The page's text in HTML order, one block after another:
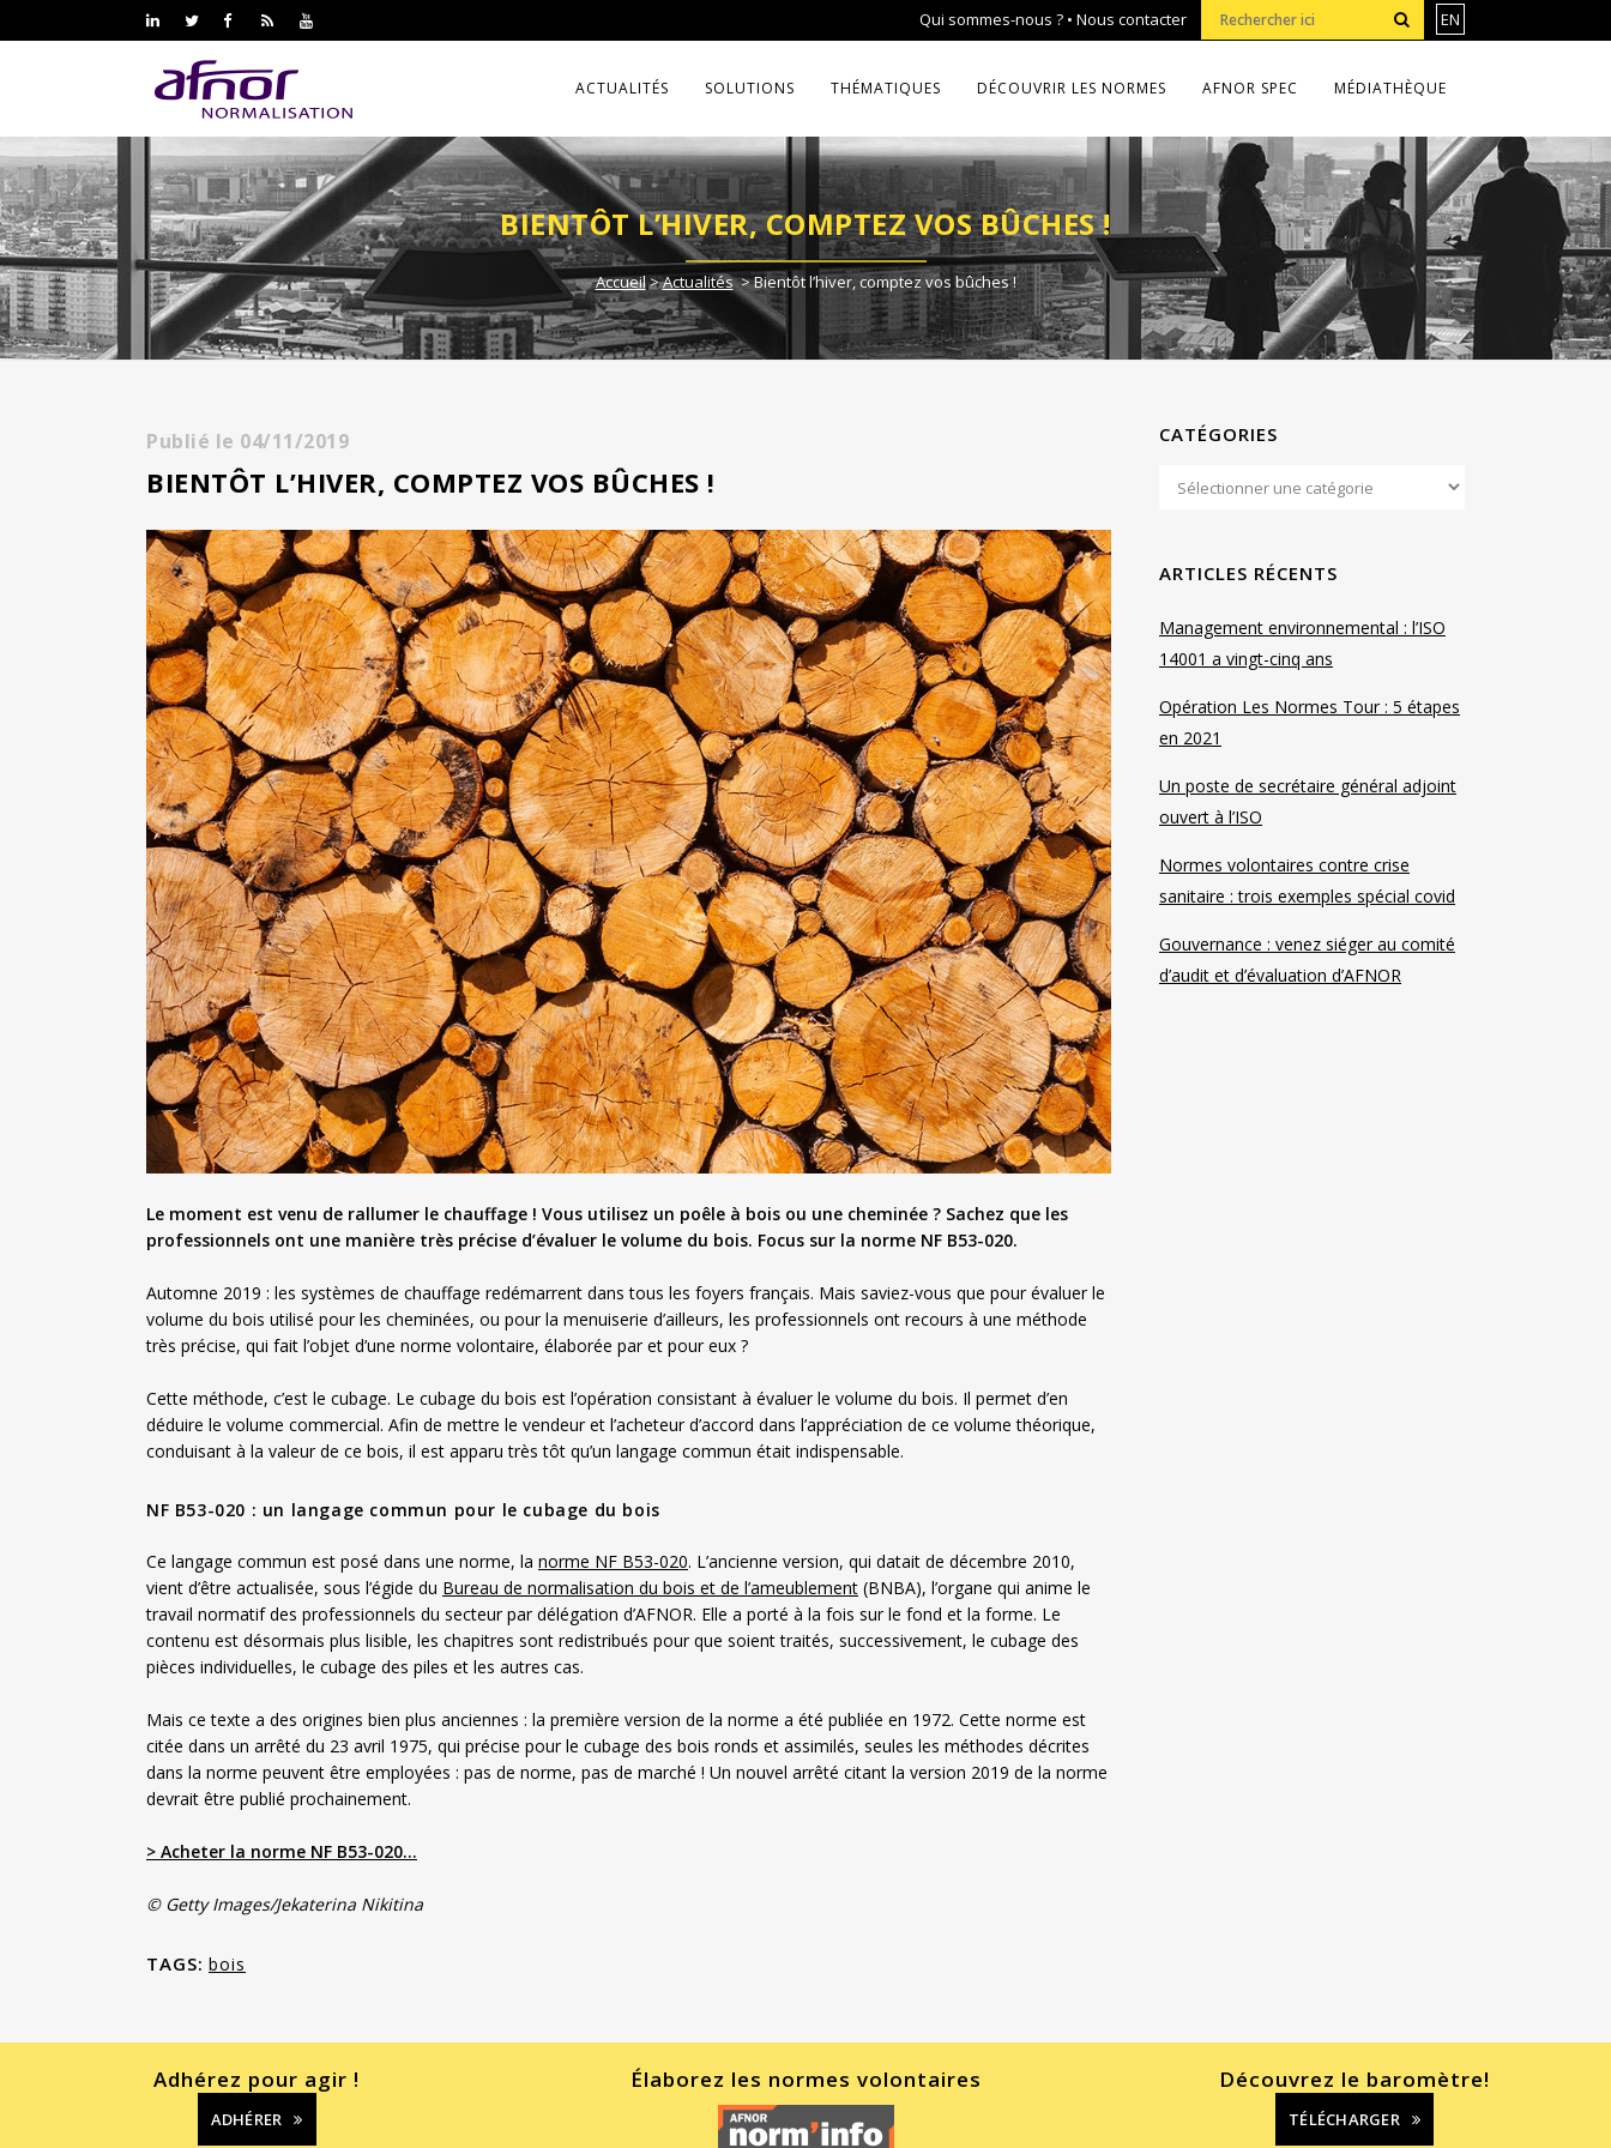
Qui sommes-nous ?• Nous contacter EN
ACTUALITÉS SOLUTIONS THÉMATIQUES DÉCOUVRIR LES NORMES AFNOR SPEC MÉDIATHÈQUE
BIENTÔT L’HIVER, COMPTEZ VOS BÛCHES !
Accueil>Actualités>Bientôt l’hiver, comptez vos bûches !
Publié le 04/11/2019
BIENTÔT L’HIVER, COMPTEZ VOS BÛCHES !
Le moment est venu de rallumer le chauffage ! Vous utilisez un poêle à bois ou une cheminée ? Sachez que les
professionnels ont une manière très précise d’évaluer le volume du bois. Focus sur la norme NF B53-020.
Automne 2019 : les systèmes de chauffage redémarrent dans tous les foyers français. Mais saviez-vous que pour évaluer le
volume du bois utilisé pour les cheminées, ou pour la menuiserie d’ailleurs, les professionnels ont recours à une méthode
très précise, qui fait l’objet d’une norme volontaire, élaborée par et pour eux ?
Cette méthode, c’est le cubage. Le cubage du bois est l’opération consistant à évaluer le volume du bois. Il permet d’en
déduire le volume commercial. Afin de mettre le vendeur et l’acheteur d’accord dans l’appréciation de ce volume théorique,
conduisant à la valeur de ce bois, il est apparu très tôt qu’un langage commun était indispensable.
NF B53-020 : un langage commun pour le cubage du bois
Ce langage commun est posé dans une norme, la norme NF B53-020. L’ancienne version, qui datait de décembre 2010,
vient d’être actualisée, sous l’égide du Bureau de normalisation du bois et de l’ameublement (BNBA), l’organe qui anime le
travail normatif des professionnels du secteur par délégation d’AFNOR. Elle a porté à la fois sur le fond et la forme. Le
contenu est désormais plus lisible, les chapitres sont redistribués pour que soient traités, successivement, le cubage des
pièces individuelles, le cubage des piles et les autres cas.
Mais ce texte a des origines bien plus anciennes : la première version de la norme a été publiée en 1972. Cette norme est
citée dans un arrêté du 23 avril 1975, qui précise pour le cubage des bois ronds et assimilés, seules les méthodes décrites
dans la norme peuvent être employées : pas de norme, pas de marché ! Un nouvel arrêté citant la version 2019 de la norme
devrait être publié prochainement.
> Acheter la norme NF B53-020…
© Getty Images/Jekaterina Nikitina
TAGS: bois
CATÉGORIES
ARTICLES RÉCENTS
Management environnemental : l’ISO
14001 a vingt-cinq ans
Opération Les Normes Tour : 5 étapes
en 2021
Un poste de secrétaire général adjoint
ouvert à l’ISO
Normes volontaires contre crise
sanitaire : trois exemples spécial covid
Gouvernance : venez siéger au comité
d’audit et d’évaluation d’AFNOR
Adhérez pour agir !
ADHÉRER
Élaborez les normes volontaires Découvrez le baromètre!
TÉLÉCHARGER